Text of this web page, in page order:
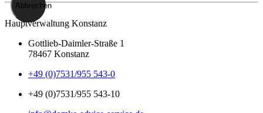
Domke Advice Service GmbH
Abbrechen
Hauptverwaltung Konstanz
Gottlieb-Daimler-Straße 1
78467 Konstanz
+49 (0)7531/955 543-0
+49 (0)7531/955 543-10